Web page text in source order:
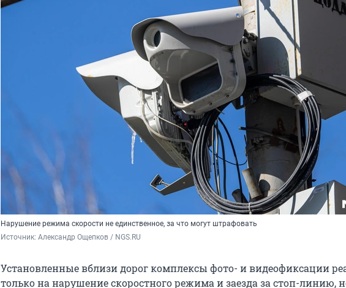
Нарушение режима скорости не единственное, за что могут штрафовать
Источник: Александр Ощепков / NGS.RU
Установленные вблизи дорог комплексы фото- и видеофиксации
только на нарушение скоростного режима и заезда за стоп-линию,